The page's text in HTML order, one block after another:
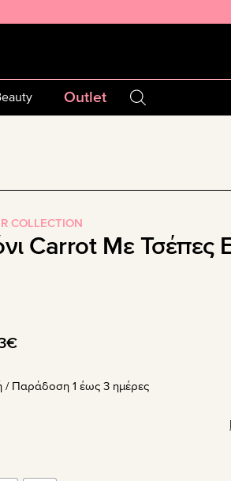
Outlet
COLLECTION
Carrot Με Τσέπες
€Η
τιμή
Παράδoση 1 έως 3 ημέρες